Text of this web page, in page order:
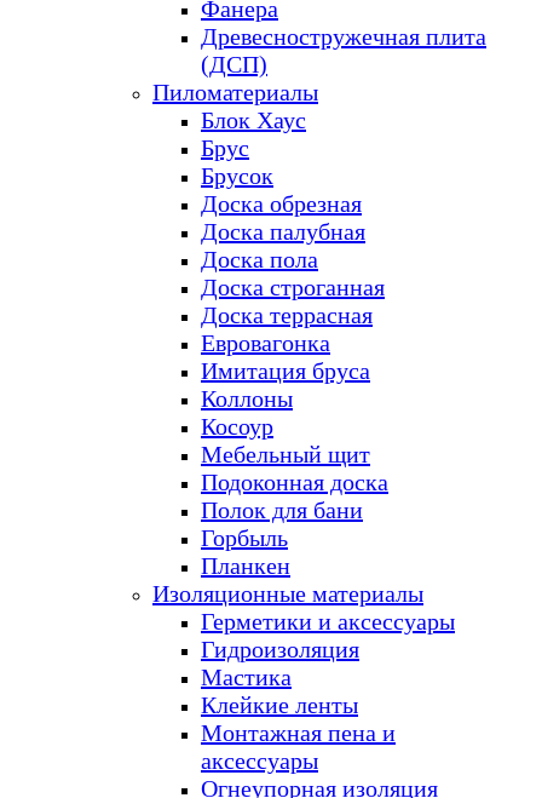
Фанера
Древесностружечная плита
(ДСП)
Пиломатериалы
Блок Хаус
Брус
Брусок
Доска обрезная
Доска палубная
Доска пола
Доска строганная
Доска террасная
Евровагонка
Имитация бруса
Коллоны
Косоур
Мебельный щит
Подоконная доска
Полок для бани
Горбыль
Планкен
Изоляционные материалы
Герметики и аксессуары
Гидроизоляция
Мастика
Клейкие ленты
Монтажная пена и
аксессуары
Огнеупорная изоляция